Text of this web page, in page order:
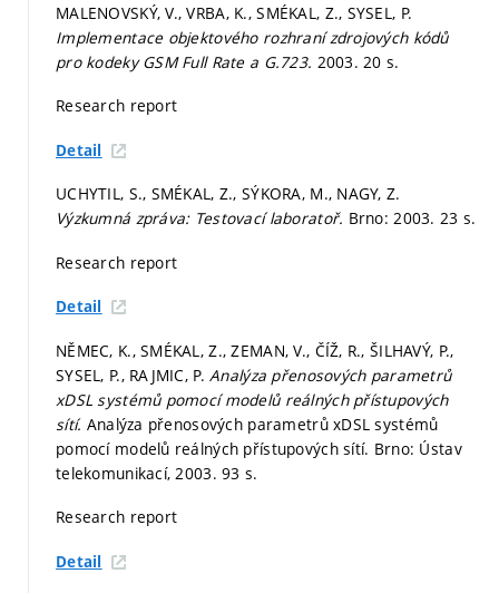
MALENOVSKÝ, V., VRBA, K., SMÉKAL, Z., SYSEL, P.
Implementace objektového rozhraní zdrojových kódů
pro kodeky GSM Full Rate a G.723. 2003. 20 s.
Research report
Detail
UCHYTIL, S., SMÉKAL, Z., SÝKORA, M., NAGY, Z.
Výzkumná zpráva: Testovací laboratoř. Brno: 2003. 23 s.
Research report
Detail
NĚMEC, K., SMÉKAL, Z., ZEMAN, V., ČÍŽ, R., ŠILHAVÝ, P.,
SYSEL, P., RAJMIC, P.Analýza přenosových parametrů
xDSL systémů pomocí modelů reálných přístupových
sítí. Analýza přenosových parametrů xDSL systémů
pomocí modelů reálných přístupových sítí. Brno: Ústav
telekomunikací, 2003. 93 s.
Research report
Detail